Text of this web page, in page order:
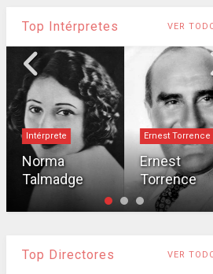
Top Intérpretes VER
Intérprete
Norma
Talmadge
Ernest Torrence
Ernest
Torrence
Top Directores VER